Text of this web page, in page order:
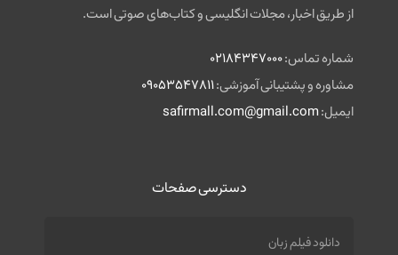
از طریق اخبار، مجلات انگلیسی و کتاب‌های صوتی است.
شماره تماس:02184347000
مشاوره و پشتیبانی آموزشی:09053547811
ایمیل:safirmall.com@gmail.com
دسترسی صفحات
دانلود فیلم زبان